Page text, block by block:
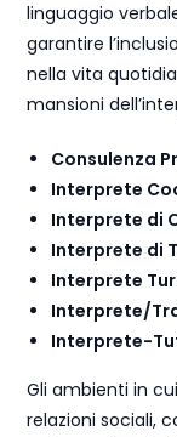
linguaggio
garantire
nella vita
mansioni
Consulenza
Interprete
Interprete di
Interprete di
Interprete
Interprete/
Interprete-
Gli ambienti in
relazioni sociali,